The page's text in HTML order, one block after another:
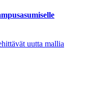
uutta mallia